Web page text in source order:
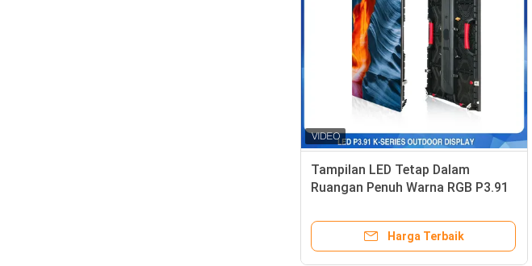
Tampilan LED Tetap Dalam
Ruangan Penuh Warna RGB P3.91
Harga Terbaik